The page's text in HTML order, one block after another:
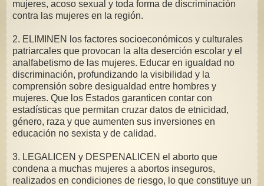
mujeres, acoso sexual y toda forma de discriminación
contra las mujeres en la región.
2. ELIMINEN los factores socioeconómicos y culturales
patriarcales que provocan la alta deserción escolar y el
analfabetismo de las mujeres. Educar en igualdad no
discriminación, profundizando la visibilidad y la
comprensión sobre desigualdad entre hombres y
mujeres. Que los Estados garanticen contar con
estadísticas que permitan cruzar datos de etnicidad,
género, raza y que aumenten sus inversiones en
educación no sexista y de calidad.
3. LEGALICEN y DESPENALICEN el aborto que
condena a muchas mujeres a abortos inseguros,
realizados en condiciones de riesgo, lo que constituye un